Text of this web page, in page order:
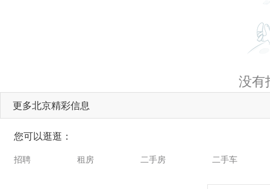
没有
更多北京精彩信息
您可以逛逛：
招聘 租房 二手房 二手车